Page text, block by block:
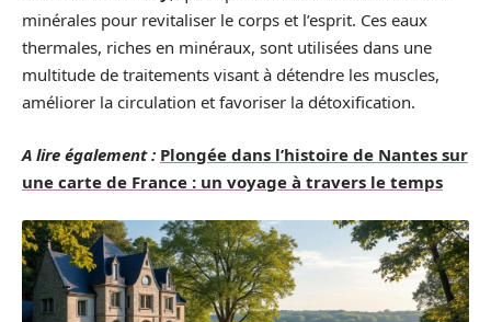
minérales pour revitaliser le corps et l’esprit. Ces eaux
thermales, riches en minéraux, sont utilisées dans une
multitude de traitements visant à détendre les muscles,
améliorer la circulation et favoriser la détoxification.
A lire également : Plongée dans l’histoire de Nantes sur
une carte de France : un voyage à travers le temps